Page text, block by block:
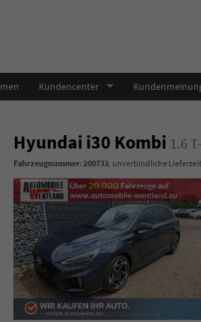
Kundencenter
Hyundai i30 Kombi 1.6
Fahrzeugnummer: 200733, unverbindliche